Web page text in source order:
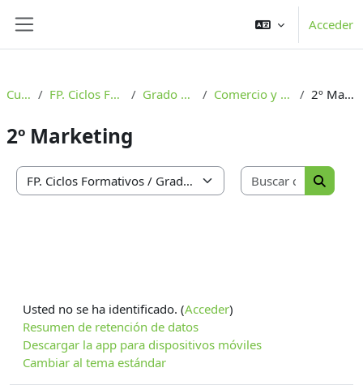
Acceder
Cursos FP. Ciclos Formativos Grado Superior Comercio y Marketing 2º Marketing
2º Marketing
Categorías
Buscar
Buscar
Usted no se ha identificado. (Acceder)
Resumen de retención de datos
Descargar la app para dispositivos móviles
Cambiar al tema estándar